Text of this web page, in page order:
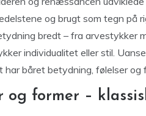
og brugt som tegn på
bredt – fra arvestykker
individualitet eller stil.
har båret betydning, følelser
og former –